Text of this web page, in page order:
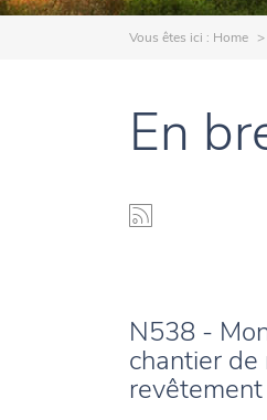
Vous êtes ici : Home
En
N538 -
chantier
revêtement